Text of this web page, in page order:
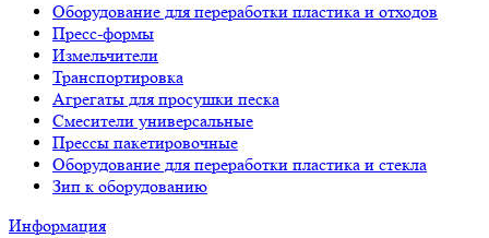
Оборудование для переработки пластика и отходов
Пресс-формы
Измельчители
Транспортировка
Агрегаты для просушки песка
Смесители универсальные
Прессы пакетировочные
Оборудование для переработки пластика и стекла
Зип к оборудованию
Информация